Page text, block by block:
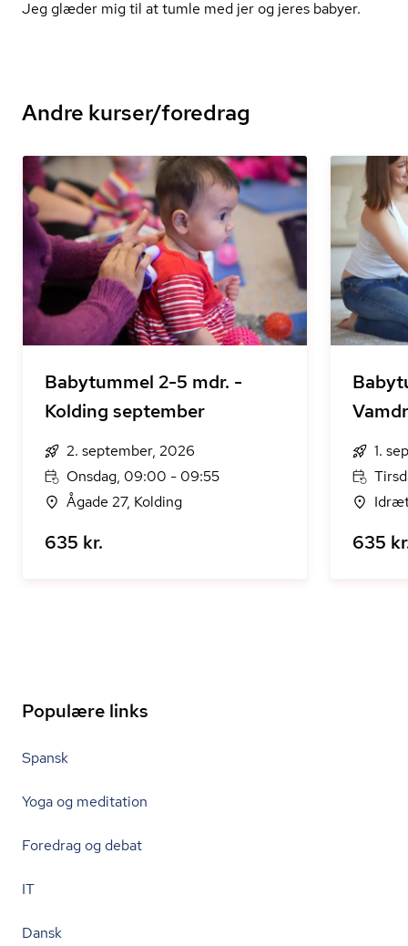
Jeg glæder mig til at tumle med jer og jeres babyer.
Andre kurser/foredrag
Babytummel 2-5 mdr. -
Kolding september
2. september, 2026
Onsdag, 09:00 - 09:55
Ågade 27, Kolding
635 kr.
1.
635
Populære links
Spansk
Yoga og meditation
Foredrag og debat
IT
Dansk